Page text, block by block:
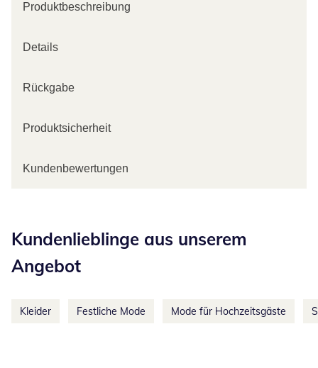
Produktbeschreibung
Details
Rückgabe
Produktsicherheit
Kundenbewertungen
Kundenlieblinge aus unserem
Angebot
Kleider Festliche Mode Mode für Hochzeitsgäste